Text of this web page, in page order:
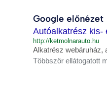
Google előnézet
Autóalkatrész kis-
http://ketmolnarauto.hu
Alkatrész webáruház,
Többször ellátogatott